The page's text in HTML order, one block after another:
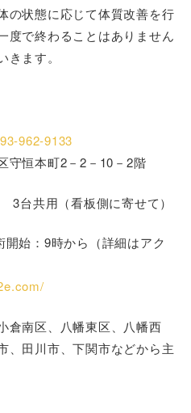
状態に応じて体質改善を行
度で終わることはありません
ます。
962-9133
守恒本町2－2－10－2階
台共用（看板側に寄せて）
始：9時から（詳細はアク
倉南区、八幡東区、八幡西
、田川市、下関市などから主